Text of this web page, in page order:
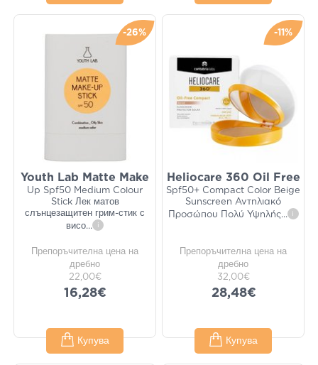
-26%
Youth Lab Matte Make
Up Spf50 Medium Colour
Stick Лек матов
слънцезащитен грим-стик с
висо... i
Препоръчителна цена на
дребно
22,00€
16,28€
Купува
-11%
Heliocare 360 Oil Free
Spf50+ Compact Color Beige
Sunscreen Αντηλιακό
Προσώπου Πολύ Υψηλής... i
Препоръчителна цена на
дребно
32,00€
28,48€
Купува